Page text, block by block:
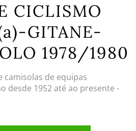
CICLISMO
GITANE-
1978/1980
camisolas de equipas
desde 1952 até ao presente -